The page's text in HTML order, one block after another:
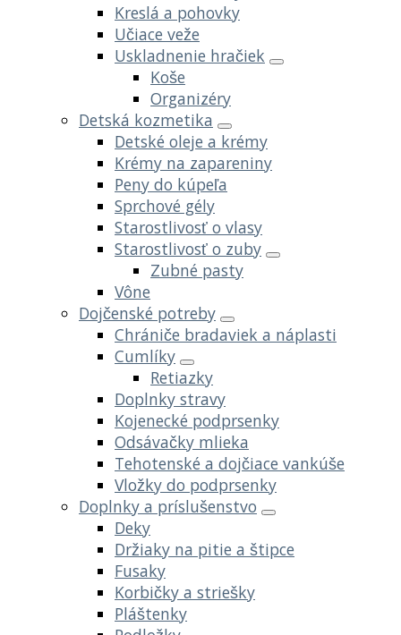
Kreslá a pohovky
Učiace veže
Uskladnenie hračiek
Koše
Organizéry
Detská kozmetika
Detské oleje a krémy
Krémy na zapareniny
Peny do kúpeľa
Sprchové gély
Starostlivosť o vlasy
Starostlivosť o zuby
Zubné pasty
Vône
Dojčenské potreby
Chrániče bradaviek a náplasti
Cumlíky
Retiazky
Doplnky stravy
Kojenecké podprsenky
Odsávačky mlieka
Tehotenské a dojčiace vankúše
Vložky do podprsenky
Doplnky a príslušenstvo
Deky
Držiaky na pitie a štipce
Fusaky
Korbičky a striešky
Pláštenky